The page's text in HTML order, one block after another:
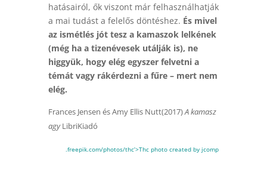
hatásairól, ők viszont már felhasználhatják
a mai tudást a felelős döntéshez. És mivel
az ismétlés jót tesz a kamaszok lelkének
(még ha a tizenévesek utálják is), ne
higgyük, hogy elég egyszer felvetni a
témát vagy rákérdezni a fűre – mert nem
elég.
Frances Jensen és Amy Ellis Nutt(2017)A kamasz
agyLibriKiadó
.freepik.com/photos/thc’>Thc photo created by jcomp